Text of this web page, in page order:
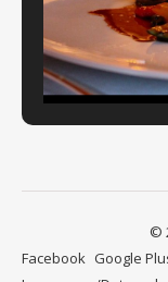
©
Facebook Google